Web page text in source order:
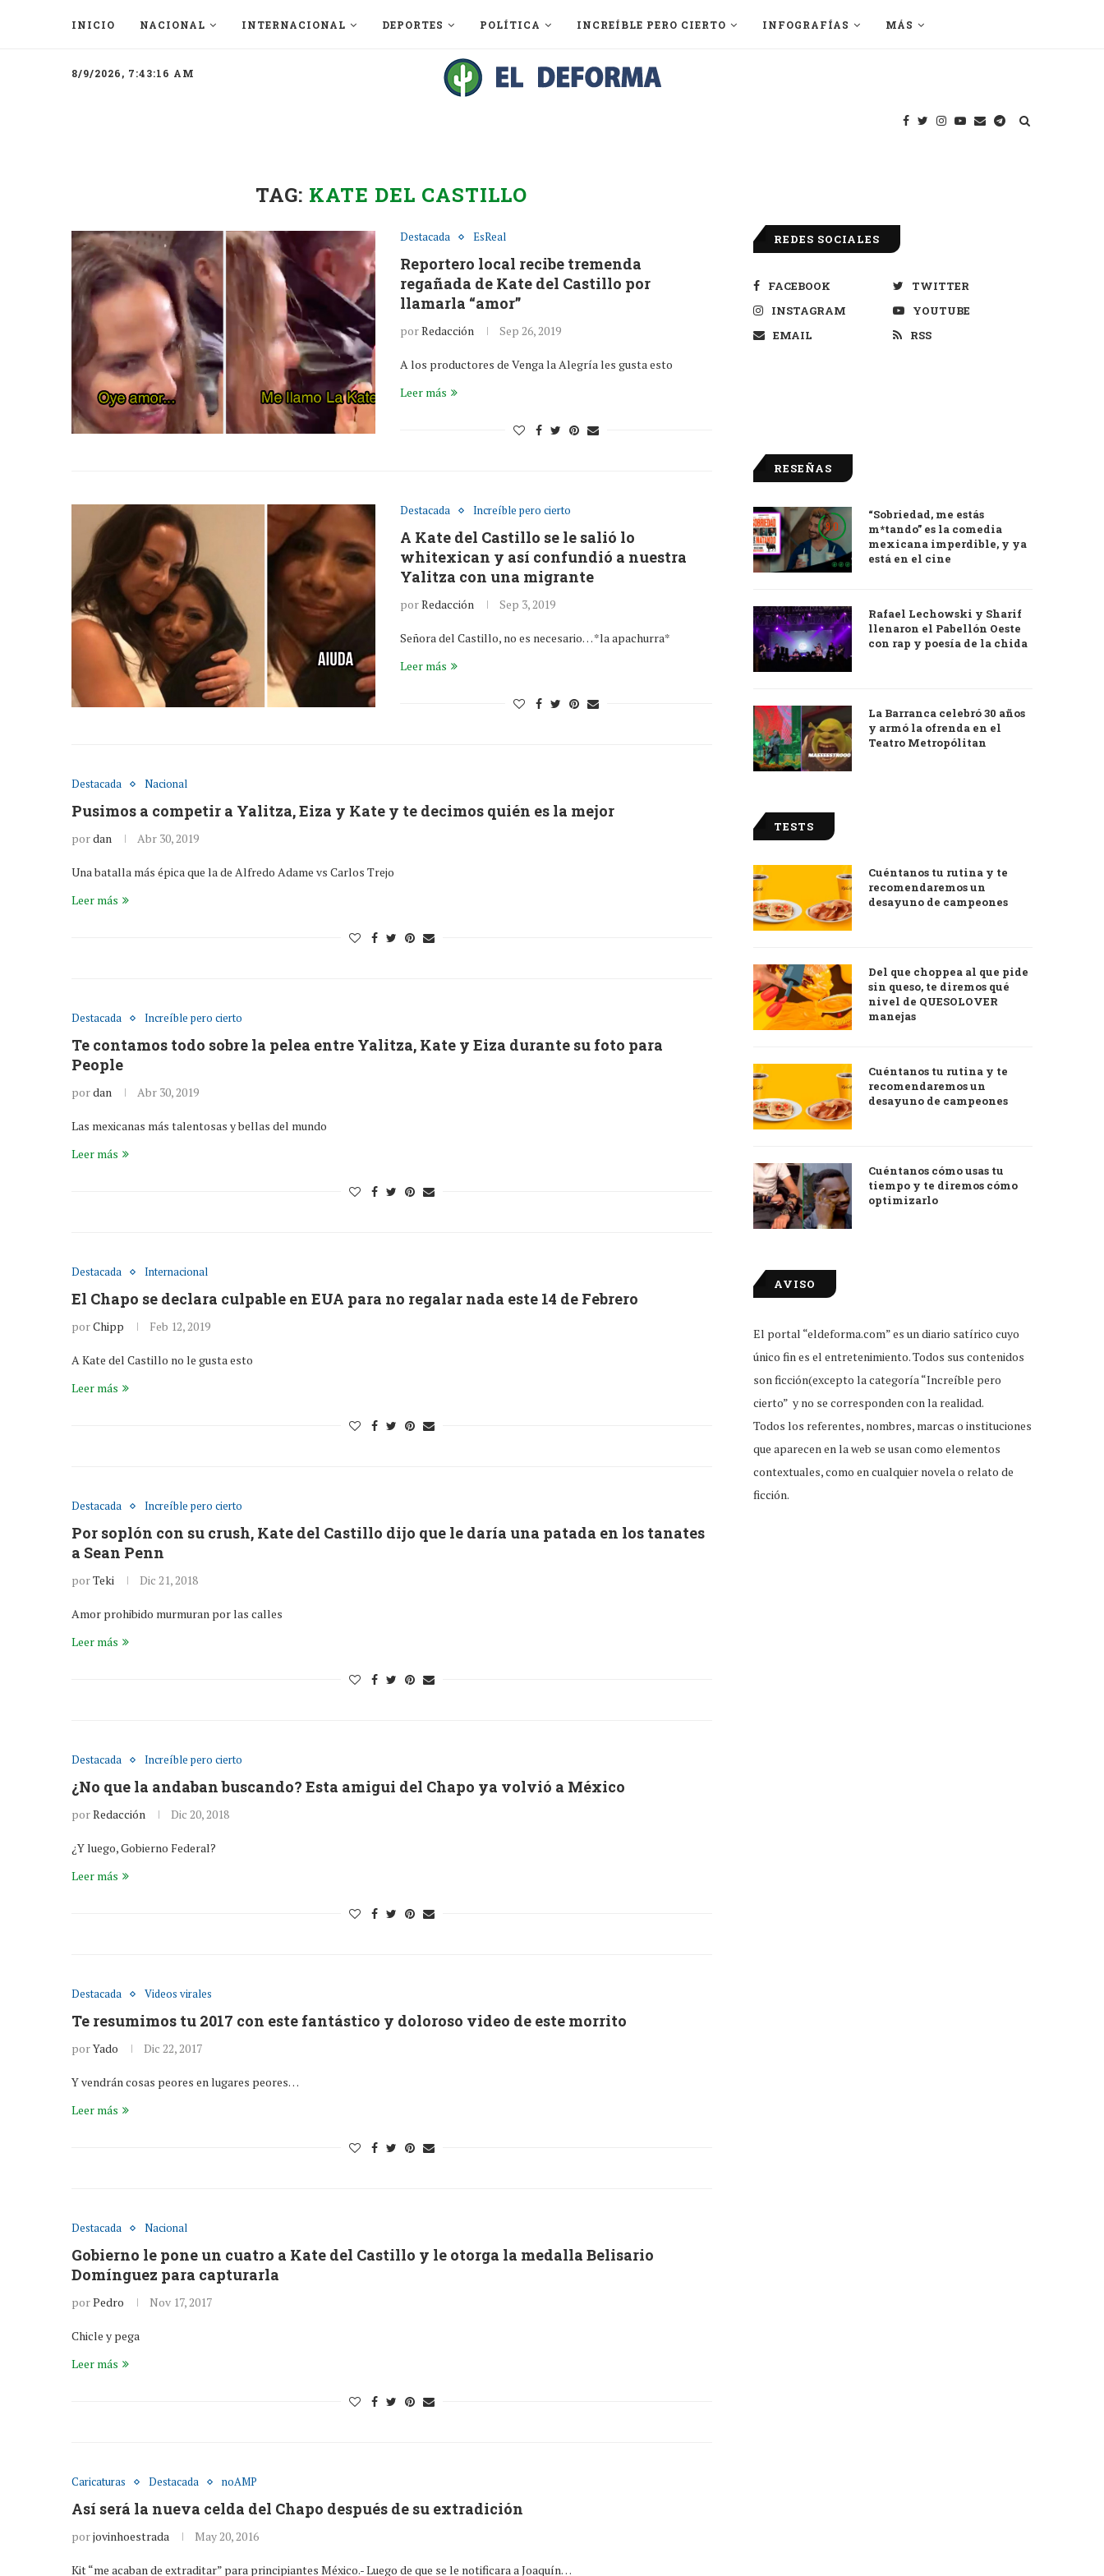
INICIO NACIONAL INTERNACIONAL DEPORTES POLÍTICA INCREÍBLE PERO CIERTO INFOGRAFÍAS MÁS
8/9/2026, 7:43:16 AM
TAG: KATE DEL CASTILLO
Destacada EsReal
Reportero local recibe tremenda
regañada de Kate del Castillo por
llamarla “amor”
porRedacción Sep 26, 2019
A los productores de Venga la Alegría les gusta esto
Leer más
Destacada Increíble pero cierto
A Kate del Castillo se le salió lo
whitexican y así confundió a nuestra
Yalitza con una migrante
porRedacción Sep 3, 2019
Señora del Castillo, no es necesario… *la apachurra*
Leer más
Destacada Nacional
Pusimos a competir a Yalitza, Eiza y Kate y te decimos quién es la mejor
pordan Abr 30, 2019
Una batalla más épica que la de Alfredo Adame vs Carlos Trejo
Leer más
Destacada Increíble pero cierto
Te contamos todo sobre la pelea entre Yalitza, Kate y Eiza durante su foto para
People
pordan Abr 30, 2019
Las mexicanas más talentosas y bellas del mundo
Leer más
Destacada Internacional
El Chapo se declara culpable en EUA para no regalar nada este 14 de Febrero
porChipp Feb 12, 2019
A Kate del Castillo no le gusta esto
Leer más
Destacada Increíble pero cierto
Por soplón con su crush, Kate del Castillo dijo que le daría una patada en los tanates
a Sean Penn
porTeki Dic 21, 2018
Amor prohibido murmuran por las calles
Leer más
Destacada Increíble pero cierto
¿No que la andaban buscando? Esta amigui del Chapo ya volvió a México
porRedacción Dic 20, 2018
¿Y luego, Gobierno Federal?
Leer más
Destacada Videos virales
Te resumimos tu 2017 con este fantástico y doloroso video de este morrito
porYado Dic 22, 2017
Y vendrán cosas peores en lugares peores…
Leer más
Destacada Nacional
Gobierno le pone un cuatro a Kate del Castillo y le otorga la medalla Belisario
Domínguez para capturarla
porPedro Nov 17, 2017
Chicle y pega
Leer más
Caricaturas Destacada noAMP
Así será la nueva celda del Chapo después de su extradición
porjovinhoestrada May 20, 2016
Kit “me acaban de extraditar” para principiantes México.- Luego de que se le notificara a Joaquín…
REDES SOCIALES
FACEBOOK
TWITTER
INSTAGRAM
YOUTUBE
EMAIL
RSS
RESEÑAS
9.0
“Sobriedad, me estás
m*tando” es la comedia
mexicana imperdible, y ya
está en el cine
Rafael Lechowski y Sharif
llenaron el Pabellón Oeste
con rap y poesía de la chida
La Barranca celebró 30 años
y armó la ofrenda en el
Teatro Metropólitan
TESTS
Cuéntanos tu rutina y te
recomendaremos un
desayuno de campeones
Del que choppea al que pide
sin queso, te diremos qué
nivel de QUESOLOVER
manejas
Cuéntanos tu rutina y te
recomendaremos un
desayuno de campeones
Cuéntanos cómo usas tu
tiempo y te diremos cómo
optimizarlo
AVISO
El portal “eldeforma.com” es un diario satírico cuyo
único fin es el entretenimiento. Todos sus contenidos
son ficción(excepto la categoría “Increíble pero
cierto” y no se corresponden con la realidad.
Todos los referentes, nombres, marcas o instituciones
que aparecen en la web se usan como elementos
contextuales, como en cualquier novela o relato de
ficción.